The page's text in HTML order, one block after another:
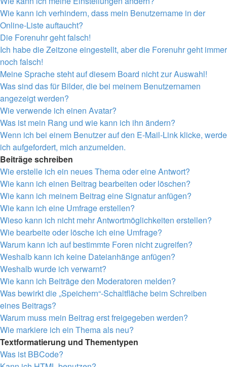
Wie kann ich verhindern, dass mein Benutzername in der
Online-Liste auftaucht?
Die Forenuhr geht falsch!
Ich habe die Zeitzone eingestellt, aber die Forenuhr geht immer
noch falsch!
Meine Sprache steht auf diesem Board nicht zur Auswahl!
Was sind das für Bilder, die bei meinem Benutzernamen
angezeigt werden?
Wie verwende ich einen Avatar?
Was ist mein Rang und wie kann ich ihn ändern?
Wenn ich bei einem Benutzer auf den E-Mail-Link klicke, werde
ich aufgefordert, mich anzumelden.
Beiträge schreiben
Wie erstelle ich ein neues Thema oder eine Antwort?
Wie kann ich einen Beitrag bearbeiten oder löschen?
Wie kann ich meinem Beitrag eine Signatur anfügen?
Wie kann ich eine Umfrage erstellen?
Wieso kann ich nicht mehr Antwortmöglichkeiten erstellen?
Wie bearbeite oder lösche ich eine Umfrage?
Warum kann ich auf bestimmte Foren nicht zugreifen?
Weshalb kann ich keine Dateianhänge anfügen?
Weshalb wurde ich verwarnt?
Wie kann ich Beiträge den Moderatoren melden?
Was bewirkt die „Speichern“-Schaltfläche beim Schreiben
eines Beitrags?
Warum muss mein Beitrag erst freigegeben werden?
Wie markiere ich ein Thema als neu?
Textformatierung und Thementypen
Was ist BBCode?